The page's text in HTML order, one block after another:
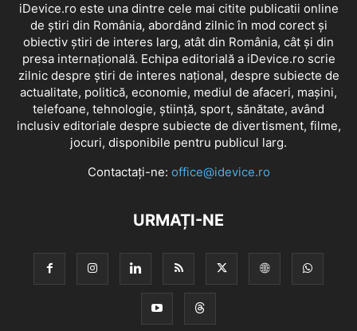
iDevice.ro este una dintre cele mai citite publicatii online
de știri din România, abordând zilnic în mod corect și
obiectiv știri de interes larg, atât din România, cât și din
presa internațională. Echipa editorială a iDevice.ro scrie
zilnic despre știri de interes național, despre subiecte de
actualitate, politică, economie, mediul de afaceri, mașini,
telefoane, tehnologie, știință, sport, sănătate, având
inclusiv editoriale despre subiecte de divertisment, filme,
jocuri, disponibile pentru publicul larg.
Contactați-ne: office@idevice.ro
URMAȚI-NE